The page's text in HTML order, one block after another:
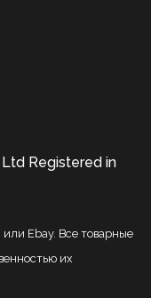
Registered in
Ebay. Все товарные
их